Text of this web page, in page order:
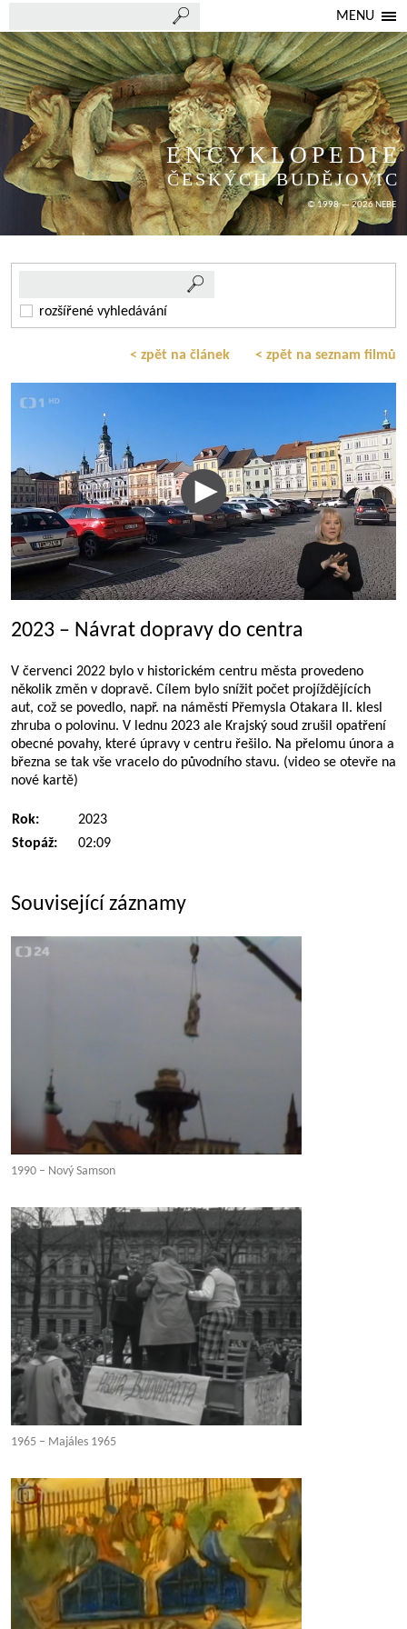
MENU
ENCYKLOPEDIE
ČESKÝCH BUDĚJOVIC
© 1998 — 2026 NEBE
rozšířené vyhledávání
< zpět na článek < zpět na seznam filmů
2023 – Návrat dopravy do centra
V červenci 2022 bylo v historickém centru města provedeno
několik změn v dopravě. Cílem bylo snížit počet projíždějících
aut, což se povedlo, např. na náměstí Přemysla Otakara II. klesl
zhruba o polovinu. V lednu 2023 ale Krajský soud zrušil opatření
obecné povahy, které úpravy v centru řešilo. Na přelomu února a
března se tak vše vracelo do původního stavu. (video se otevře na
nové kartě)
Rok:
2023
Stopáž:
02:09
Související záznamy
1990 – Nový Samson
1965 – Majáles 1965